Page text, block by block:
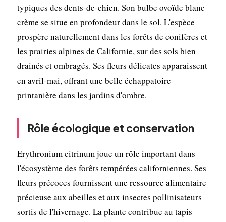
typiques des dents-de-chien. Son bulbe ovoïde blanc
crème se situe en profondeur dans le sol. L'espèce
prospère naturellement dans les forêts de conifères et
les prairies alpines de Californie, sur des sols bien
drainés et ombragés. Ses fleurs délicates apparaissent
en avril-mai, offrant une belle échappatoire
printanière dans les jardins d'ombre.
Rôle écologique et conservation
Erythronium citrinum joue un rôle important dans
l'écosystème des forêts tempérées californiennes. Ses
fleurs précoces fournissent une ressource alimentaire
précieuse aux abeilles et aux insectes pollinisateurs
sortis de l'hivernage. La plante contribue au tapis